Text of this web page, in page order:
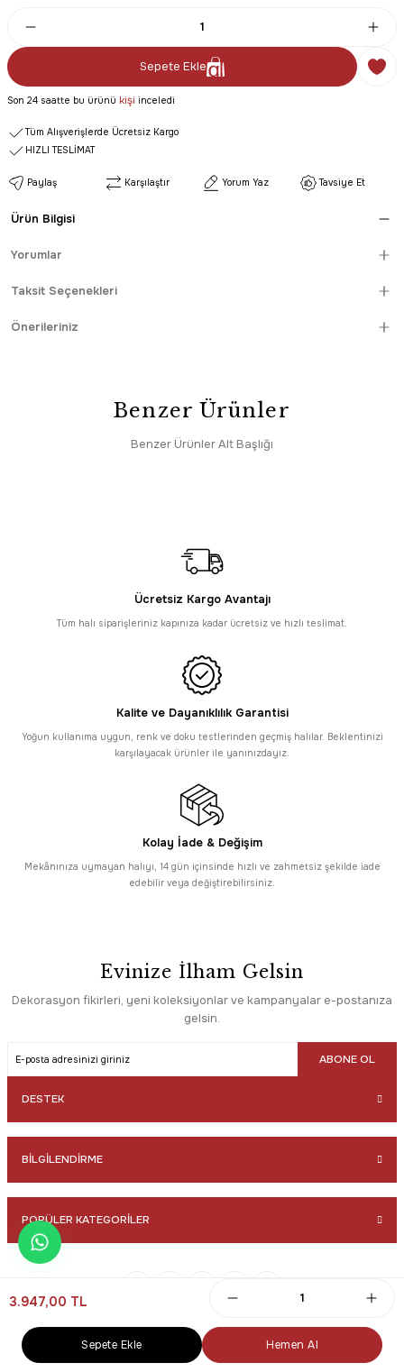
Sepete Ekle
Son 24 saatte bu ürünü kişi inceledi
Tüm Alışverişlerde Ücretsiz Kargo
HIZLI TESLİMAT
Paylaş Karşılaştır Yorum Yaz Tavsiye Et
Ürün Bilgisi
Yorumlar
Taksit Seçenekleri
Önerileriniz
Benzer Ürünler
Benzer Ürünler Alt Başlığı
HIZLI TESLİMAT
SAAT 16:30’a KADAR AYNI GÜN KARGO
Enti Akik 8606 Gri - Modern Geometrik Desenli Akrilik Halı
SAAT 16:30’a KADAR AYNI GÜN KARGO
Tüm Alışverişlerde Ücretsiz Kargo
Enti Akik 8609 Gri - Çizgisel Dokulu Akrilik Halı
Tüm Alışverişlerde Ücretsiz Kargo
HIZLI TESLİMAT
Enti
HIZLI TESLİMAT
SAAT 16:30’a KADAR AYNI GÜN KARGO
Enti Akik 8608 Krem - Modern Dokulu Akrilik Halı
HIZLI TESLİMAT
SAAT 16:30’a KADAR AYNI GÜN KARGO
Enti
3.947,00 TL
SAAT 16:30’a KADAR AYNI GÜN KARGO
Enti
Enti Akik 8611 Krem - Çizgili Bohem Akrilik Halı
3.947,00 TL
SAAT 16:30’a KADAR AYNI GÜN KARGO
Enti
3.947,00 TL
Tüm Alışverişlerde Ücretsiz Kargo
Enti
3.947,00 TL
Sepete Ekle Hemen Al
Ücretsiz Kargo Avantajı
Tüm halı siparişleriniz kapınıza kadar ücretsiz ve hızlı teslimat.
Kalite ve Dayanıklılık Garantisi
Yoğun kullanıma uygun, renk ve doku testlerinden geçmiş halılar. Beklentinizi
karşılayacak ürünler ile yanınızdayız.
Kolay İade & Değişim
Mekânınıza uymayan halıyı, 14 gün içinsinde hızlı ve zahmetsiz şekilde iade
edebilir veya değiştirebilirsiniz.
Evinize İlham Gelsin
Dekorasyon fikirleri, yeni koleksiyonlar ve kampanyalar e-postanıza
gelsin.
ABONE OL
DESTEK
BİLGİLENDİRME
POPÜLER KATEGORİLER
© 2025 Tüm Hakları Saklıdır. Kredi kartı bilgileriniz 256bit SSL sertifikası ile
korunmaktadır.